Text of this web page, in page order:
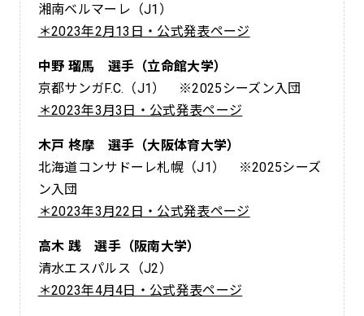
湘南ベルマーレ（J1）
＊2023年2月13日・公式発表ページ
中野 瑠馬 選手（立命館大学）
京都サンガF.C.（J1） ※2025シーズン入団
＊2023年3月3日・公式発表ページ
木戸 柊摩 選手（大阪体育大学）
北海道コンサドーレ札幌（J1） ※2025シーズ
ン入団
＊2023年3月22日・公式発表ページ
高木 践 選手（阪南大学）
清水エスパルス（J2）
＊2023年4月4日・公式発表ページ